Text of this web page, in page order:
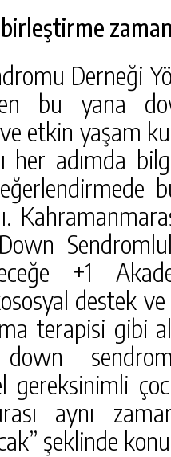
Derneği
bu yana
etkin yaşam
adımda
+1
destek
terapisi gibi
gereksinimli
aynı
şeklinde